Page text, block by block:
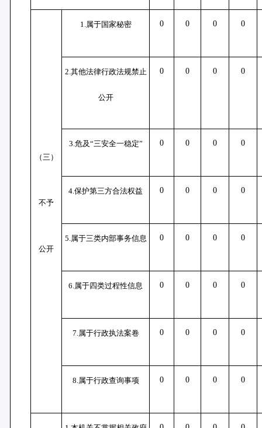
（三）
不予
公开
1.属于国家秘密 0 0 0 0
2.其他法律行政法规禁止
公开
0 0 0 0
3.危及“三安全一稳定” 0 0 0 0
4.保护第三方合法权益 0 0 0 0
5.属于三类内部事务信息 0 0 0 0
6.属于四类过程性信息 0 0 0 0
7.属于行政执法案卷 0 0 0 0
8.属于行政查询事项 0 0 0 0